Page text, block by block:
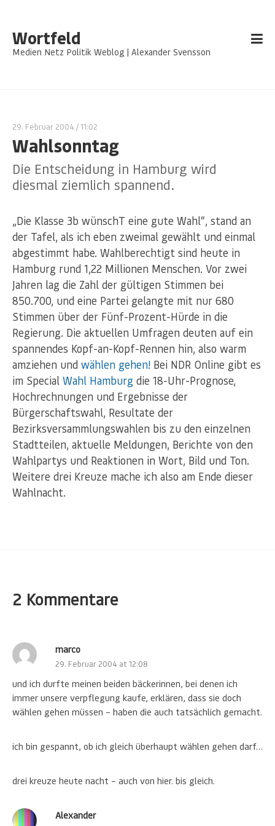
Wortfeld
Medien Netz Politik Weblog | Alexander Svensson
29. Februar 2004 / 11:02
Wahlsonntag
Die Entscheidung in Hamburg wird
diesmal ziemlich spannend.
„Die Klasse 3b wünschT eine gute Wahl“, stand an
der Tafel, als ich eben zweimal gewählt und einmal
abgestimmt habe. Wahlberechtigt sind heute in
Hamburg rund 1,22 Millionen Menschen. Vor zwei
Jahren lag die Zahl der gültigen Stimmen bei
850.700, und eine Partei gelangte mit nur 680
Stimmen über der Fünf-Prozent-Hürde in die
Regierung. Die aktuellen Umfragen deuten auf ein
spannendes Kopf-an-Kopf-Rennen hin, also warm
amziehen und wählen gehen! Bei NDR Online gibt es
im Special Wahl Hamburg die 18-Uhr-Prognose,
Hochrechnungen und Ergebnisse der
Bürgerschaftswahl, Resultate der
Bezirksversammlungswahlen bis zu den einzelnen
Stadtteilen, aktuelle Meldungen, Berichte von den
Wahlpartys und Reaktionen in Wort, Bild und Ton.
Weitere drei Kreuze mache ich also am Ende dieser
Wahlnacht.
2 Kommentare
marco
29. Februar 2004 at 12:08
und ich durfte meinen beiden bäckerinnen, bei denen ich
immer unsere verpflegung kaufe, erklären, dass sie doch
wählen gehen müssen – haben die auch tatsächlich gemacht.
ich bin gespannt, ob ich gleich überhaupt wählen gehen darf…
drei kreuze heute nacht – auch von hier. bis gleich.
Alexander